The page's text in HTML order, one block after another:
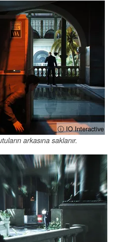
ⓘ IO Interactive
arkasına saklanır.